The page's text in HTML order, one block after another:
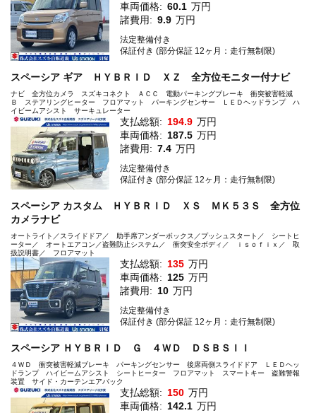
車両価格: 60.1 万円
諸費用: 9.9 万円
法定整備付き
保証付き (部分保証 12ヶ月：走行無制限)
スペーシア ギア ＨＹＢＲＩＤ ＸＺ 全方位モニター付ナビ
ナビ 全方位カメラ スズキコネクト ＡＣＣ 電動パーキングブレーキ 衝突被害軽減
Ｂ ステアリングヒーター フロアマット パーキングセンサー ＬＥＤヘッドランプ ハ
イビームアシスト サーキュレーター
支払総額: 194.9 万円
車両価格: 187.5 万円
諸費用: 7.4 万円
法定整備付き
保証付き (部分保証 12ヶ月：走行無制限)
スペーシア カスタム ＨＹＢＲＩＤ ＸＳ ＭＫ５３Ｓ 全方位
カメラナビ
オートライト／スライドドア／ 助手席アンダーボックス／プッシュスタート／ シートヒ
ーター／ オートエアコン／盗難防止システム／ 衝突安全ボディ／ ｉｓｏｆｉｘ／ 取
扱説明書／ フロアマット
支払総額: 135 万円
車両価格: 125 万円
諸費用: 10 万円
法定整備付き
保証付き (部分保証 12ヶ月：走行無制限)
スペーシア ＨＹＢＲＩＤ Ｇ ４ＷＤ ＤＳＢＳＩＩ
４ＷＤ 衝突被害軽減ブレーキ パーキングセンサー 後席両側スライドドア ＬＥＤヘッ
ドランプ ハイビームアシスト シートヒーター フロアマット スマートキー 盗難警報
装置 サイド・カーテンエアバック
支払総額: 150 万円
車両価格: 142.1 万円